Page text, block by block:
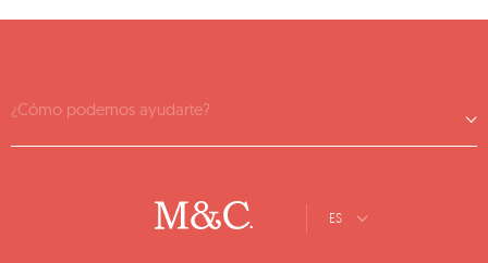
¿Cómo podemos ayudarte?
ES